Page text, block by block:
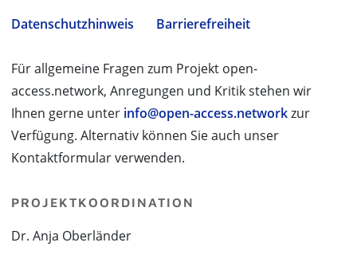
Datenschutzhinweis
Barrierefreiheit
Für allgemeine Fragen zum Projekt open-
access.network, Anregungen und Kritik stehen wir
Ihnen gerne unter info@open-access.networkzur
Verfügung. Alternativ können Sie auch unser
Kontaktformular verwenden.
PROJEKTKOORDINATION
Dr. Anja Oberländer